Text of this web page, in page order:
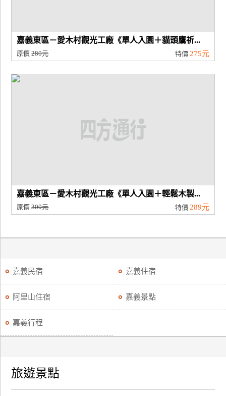
嘉義東區－愛木村觀光工廠《單人入園＋貓頭鷹祈...
原價280元 特價 275元
嘉義東區－愛木村觀光工廠《單人入園＋輕鬆木製...
原價300元 特價 289元
嘉義民宿 嘉義住宿
阿里山住宿 嘉義景點
嘉義行程
旅遊景點